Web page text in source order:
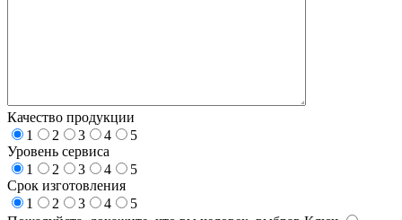
Качество продукции
1
2 3 4
5
Уровень сервиса
1
2 3 4
5
Срок изготовления
1
2 3 4
5